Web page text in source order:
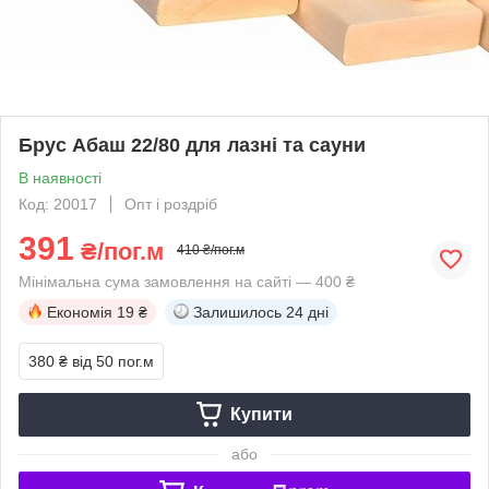
Брус Абаш 22/80 для лазні та сауни
В наявності
Код: 20017
Опт і роздріб
391 ₴/пог.м 410 ₴/пог.м
Мінімальна сума замовлення на сайті — 400 ₴
Економія 19 ₴ Залишилось 24 дні
380 ₴ від 50 пог.м
Купити
або